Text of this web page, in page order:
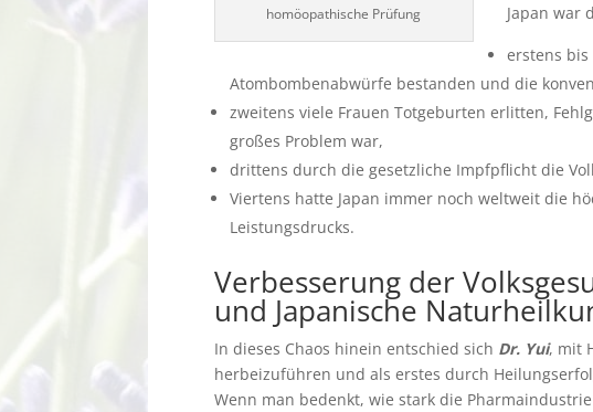
homöopathische Prüfung
Japan war
erstens
Atombombenabwürfe bestanden und die
zweitens viele Frauen Totgeburten erlitten,
großes Problem war,
drittens durch die gesetzliche Impfpflicht die
Viertens hatte Japan immer noch weltweit die
Leistungsdrucks.
Verbesserung der
und Japanische
In dieses Chaos hinein entschied sich Dr. Yui, mit
herbeizuführen und als erstes durch
Wenn man bedenkt, wie stark die